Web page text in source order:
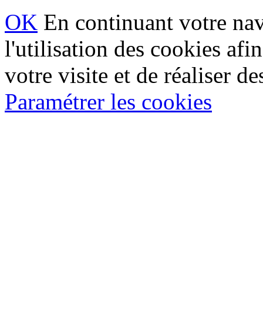
OK En continuant votre
l'utilisation des cookies
votre visite et de réaliser
Paramétrer les cookies